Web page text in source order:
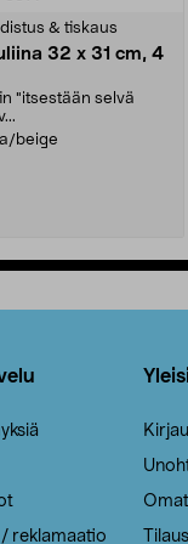
& tiskaus
32 x 31 cm, 4
"itsestään selvä
beige
/ reklamaatio